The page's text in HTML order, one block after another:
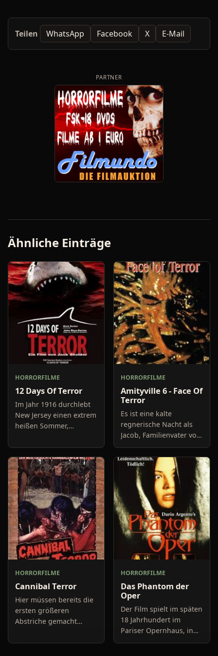
Teilen WhatsApp Facebook X E-Mail
PARTNER
Ähnliche Einträge
HORRORFILME
12 Days Of Terror
Im Jahr 1916 durchlebt
New Jersey einen extrem
heißen Sommer,
Krieg tobt. Die
Bewohner eines kleinen
Küstenortes leiden sehr
unter der
HORRORFILME
Amityville 6 - Face Of
Terror
Es ist eine kalte
regnerische Nacht als
Jacob, Familienvater von
einem Sohn und einer
Tochter, von einem
mehrtägigen New York
Aufenthalt nach Hause
kommt. Sei
HORRORFILME
Cannibal Terror
Hier müssen bereits die
ersten größeren
Abstriche gemacht
allerdings mein bestes,
HORRORFILME
Das Phantom der
Oper
Der Film spielt im späten
18 Jahrhundert im
Pariser Opernhaus, in
dem das Gerücht